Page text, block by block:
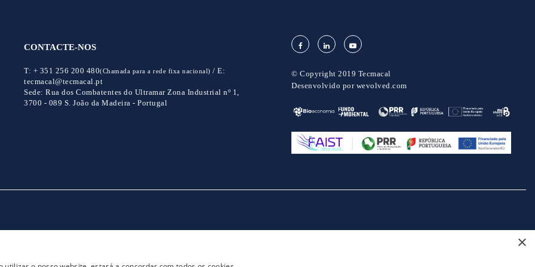
CONTACTE-NOS
T: + 351 256 200 480(Chamada para a rede fixa nacional) /E:
tecmacal@tecmacal.pt
Sede: Rua dos Combatentes do Ultramar Zona Industrial nº 1,
3700 - 089 S. João da Madeira - Portugal
© Copyright 2019 Tecmacal
Desenvolvido por wevolved.com
×